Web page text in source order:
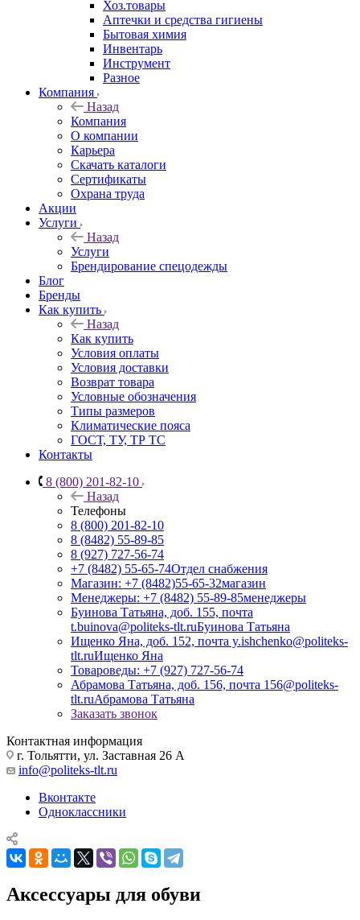
Хоз.товары
Аптечки и средства гигиены
Бытовая химия
Инвентарь
Инструмент
Разное
Компания
Назад
Компания
О компании
Карьера
Cкачать каталоги
Сертификаты
Охрана труда
Акции
Услуги
Назад
Услуги
Брендирование спецодежды
Блог
Бренды
Как купить
Назад
Как купить
Условия оплаты
Условия доставки
Возврат товара
Условные обозначения
Типы размеров
Климатические пояса
ГОСТ, ТУ, ТР ТС
Контакты
8 (800) 201-82-10
Назад
Телефоны
8 (800) 201-82-10
8 (8482) 55-89-85
8 (927) 727-56-74
+7 (8482) 55-65-74Отдел снабжения
Магазин: +7 (8482)55-65-32магазин
Менеджеры: +7 (8482) 55-89-85менеджеры
Буинова Татьяна, доб. 155, почта
t.buinova@politeks-tlt.ruБуинова Татьяна
Ищенко Яна, доб. 152, почта y.ishchenko@politeks-
tlt.ruИщенко Яна
Товароведы: +7 (927) 727-56-74
Абрамова Татьяна, доб. 156, почта 156@politeks-
tlt.ruАбрамова Татьяна
Заказать звонок
Контактная информация
г. Тольятти, ул. Заставная 26 А
info@politeks-tlt.ru
Вконтакте
Одноклассники
Аксессуары для обуви